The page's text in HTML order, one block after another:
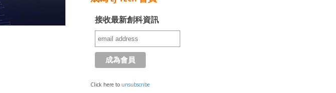
接收最新創科資訊
Click here to unsubscribe